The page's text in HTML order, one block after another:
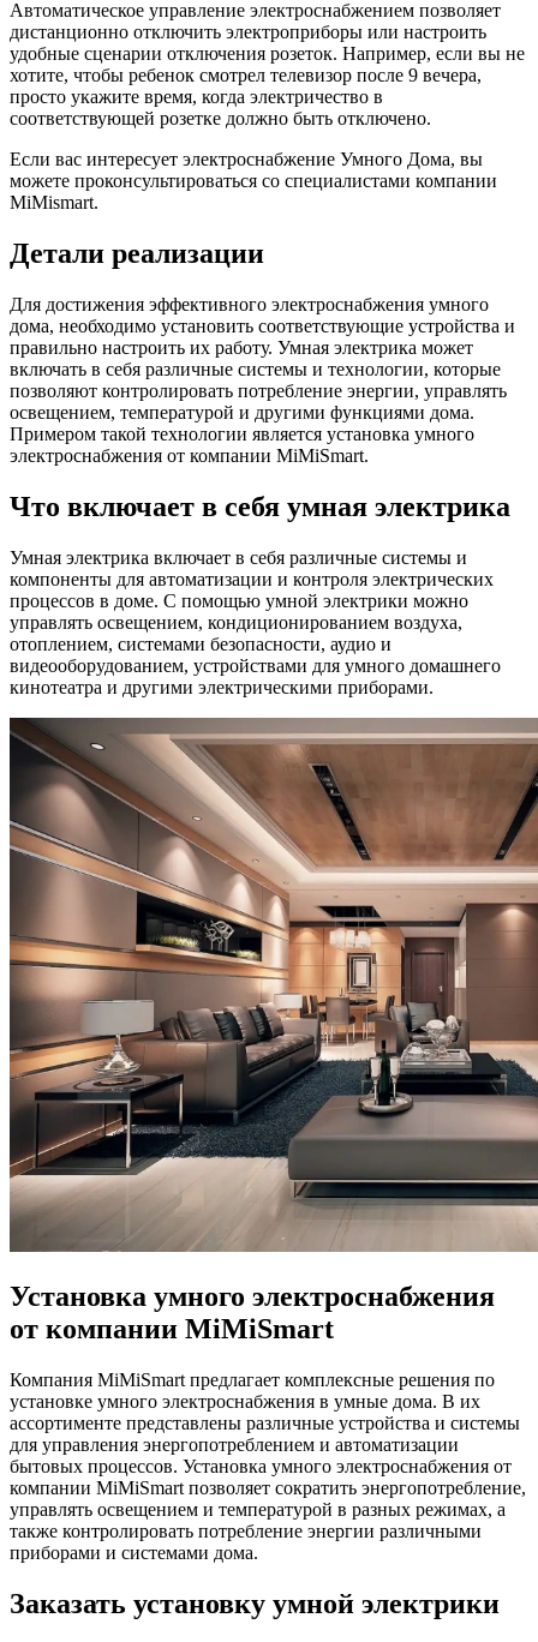
Автоматическое управление электроснабжением позволяет
дистанционно отключить электроприборы или настроить
удобные сценарии отключения розеток. Например, если вы не
хотите, чтобы ребенок смотрел телевизор после 9 вечера,
просто укажите время, когда электричество в
соответствующей розетке должно быть отключено.
Если вас интересует электроснабжение Умного Дома, вы
можете проконсультироваться со специалистами компании
MiMismart.
Детали реализации
Для достижения эффективного электроснабжения умного
дома, необходимо установить соответствующие устройства и
правильно настроить их работу. Умная электрика может
включать в себя различные системы и технологии, которые
позволяют контролировать потребление энергии, управлять
освещением, температурой и другими функциями дома.
Примером такой технологии является установка умного
электроснабжения от компании MiMiSmart.
Что включает в себя умная электрика
Умная электрика включает в себя различные системы и
компоненты для автоматизации и контроля электрических
процессов в доме. С помощью умной электрики можно
управлять освещением, кондиционированием воздуха,
отоплением, системами безопасности, аудио и
видеооборудованием, устройствами для умного домашнего
кинотеатра и другими электрическими приборами.
Установка умного электроснабжения
от компании MiMiSmart
Компания MiMiSmart предлагает комплексные решения по
установке умного электроснабжения в умные дома. В их
ассортименте представлены различные устройства и системы
для управления энергопотреблением и автоматизации
бытовых процессов. Установка умного электроснабжения от
компании MiMiSmart позволяет сократить энергопотребление,
управлять освещением и температурой в разных режимах, а
также контролировать потребление энергии различными
приборами и системами дома.
Заказать установку умной электрики